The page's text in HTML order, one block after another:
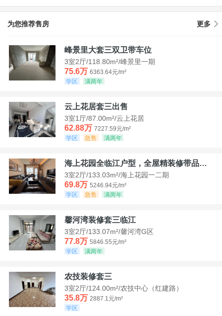
为您推荐售房 更多
峰景里大套三双卫带车位
3室2厅/118.80m²/峰景里一期
75.6万 6363.64元/m²
学区
满两年
云上花居套三出售
3室1厅/87.00m²/云上花居
62.88万 7227.59元/m²
学区
急售 满两年
海上花园全临江户型，全屋精装修带品牌家具家电，诚意出售！
3室2厅/133.03m²/海上花园一二期
69.8万 5246.94元/m²
学区
急售 满两年
馨河湾装修套三临江
3室2厅/133.07m²/馨河湾G区
77.8万 5846.55元/m²
学区
满两年
农技装修套三
3室2厅/124.00m²/农技中心（红建路）
35.8万 2887.1元/m²
学区